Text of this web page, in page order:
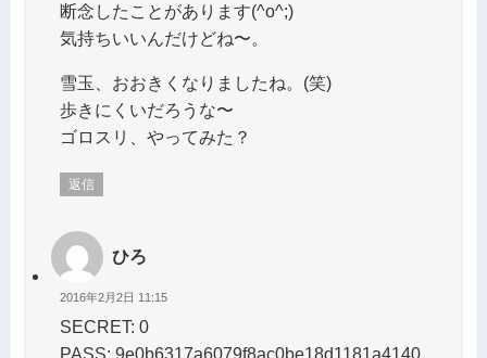
断念したことがあります(^o^;)
気持ちいいんだけどね〜。
雪玉、おおきくなりましたね。(笑)
歩きにくいだろうな〜
ゴロスリ、やってみた？
返信
ひろ
2016年2月2日 11:15
SECRET: 0
PASS: 9e0b6317a6079f8ac0be18d1181a4140